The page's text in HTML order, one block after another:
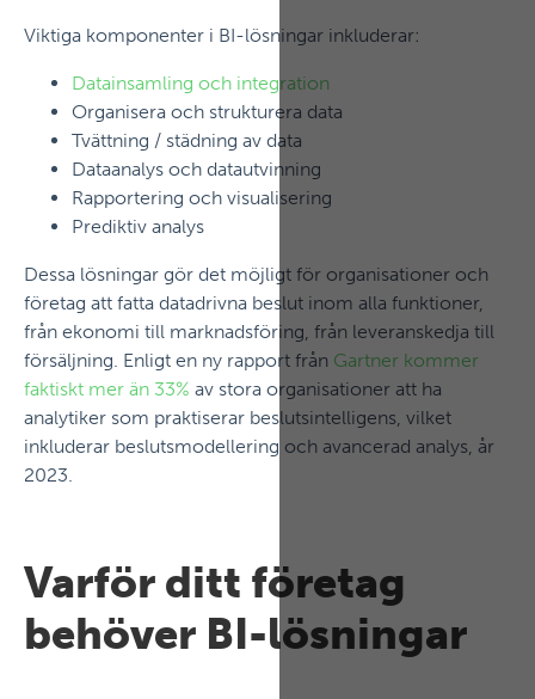
Viktiga komponenter i BI-lösningar inkluderar:
Datainsamling och integration
Organisera och strukturera data
Tvättning / städning av data
Dataanalys och datautvinning
Rapportering och visualisering
Prediktiv analys
Dessa lösningar gör det möjligt för organisationer och
företag att fatta datadrivna beslut inom alla funktioner,
från ekonomi till marknadsföring, från leveranskedja till
försäljning. Enligt en ny rapport från Gartner kommer
faktiskt mer än 33% av stora organisationer att ha
analytiker som praktiserar beslutsintelligens, vilket
inkluderar beslutsmodellering och avancerad analys, år
2023.
Varför ditt företag
behöver BI-lösningar